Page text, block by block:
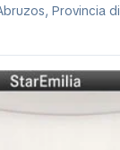
Provincia di